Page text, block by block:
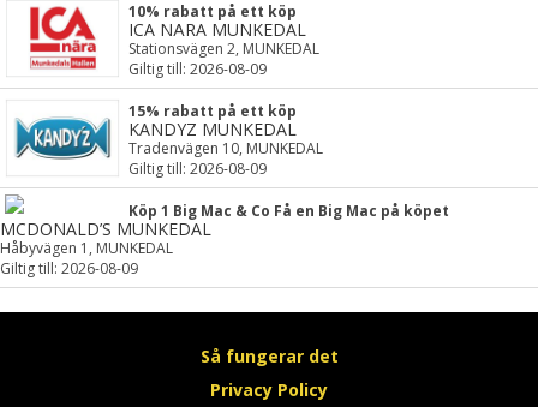
10% rabatt på ett köp
ICA NÄRA MUNKEDAL
Stationsvägen 2, MUNKEDAL
Giltig till: 2026-08-09
15% rabatt på ett köp
KANDYZ MUNKEDAL
Tradenvägen 10, MUNKEDAL
Giltig till: 2026-08-09
Köp 1 Big Mac & Co Få en Big Mac på köpet
MCDONALD’S MUNKEDAL
Håbyvägen 1, MUNKEDAL
Giltig till: 2026-08-09
Så fungerar det
Privacy Policy